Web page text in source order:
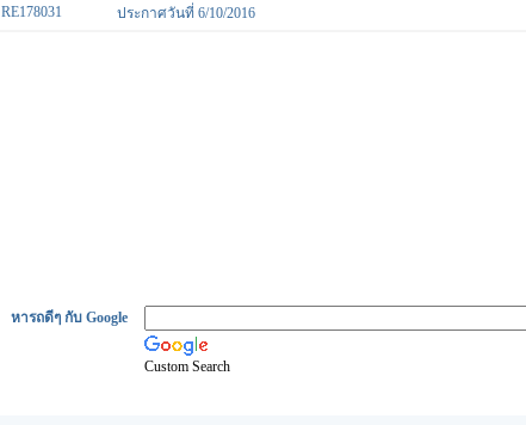
RE178031 ประกาศวันที่ 6/10/2016
หารถดีๆ กับ Google
Custom Search